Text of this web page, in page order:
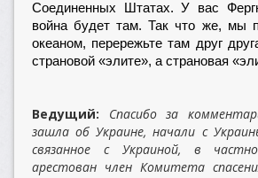
Соединенных Штатах. У вас
война будет там. Так что же, мы
океаном, перережьте там друг
страновой «элите», а страновая
Ведущий:
Спасибо за
зашла об Украине, начали с
связанное с Украиной, в
арестован член Комитета